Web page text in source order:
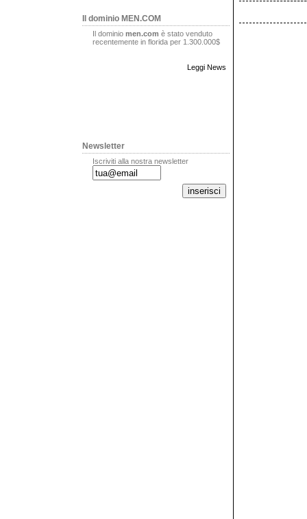
Il dominio MEN.COM
Il dominio men.com è stato venduto
recentemente in florida per 1.300.000$
Leggi News
Newsletter
Iscriviti alla nostra newsletter